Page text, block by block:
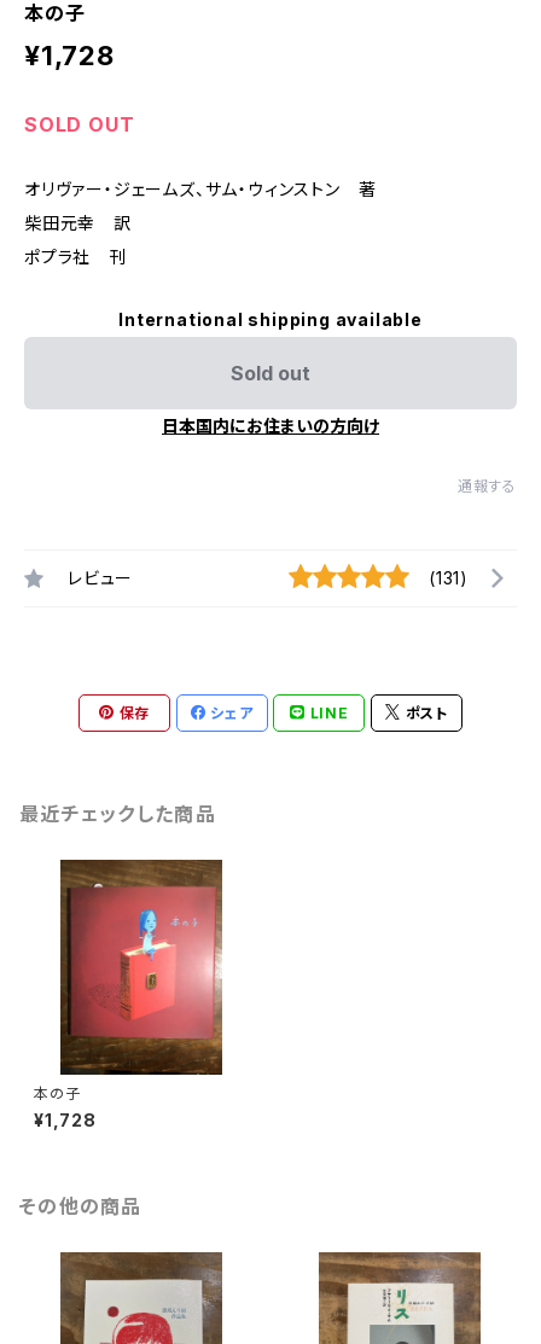
本の子
¥1,728
SOLD OUT
オリヴァー・ジェームズ、サム・ウィンストン 著
柴田元幸 訳
ポプラ社 刊
International shipping available
Sold out
日本国内にお住まいの方向け
通報する
レビュー (131)
保存 シェア LINE ポスト
最近チェックした商品
本の子
¥1,728
その他の商品